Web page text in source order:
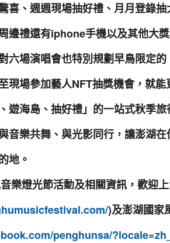
喜、週週現場抽好禮、月月登錄
邊禮還有iphone手機以及其他大
六場演唱會也特別規劃早鳥限定
現場參加藝人NFT抽獎機會，就
遊海島、抽好禮」的一站式秋季
音樂共舞、與光影同行，讓澎湖
地。
樂燈光節活動及相關資訊，歡迎
)及澎湖國家
penghunsa/